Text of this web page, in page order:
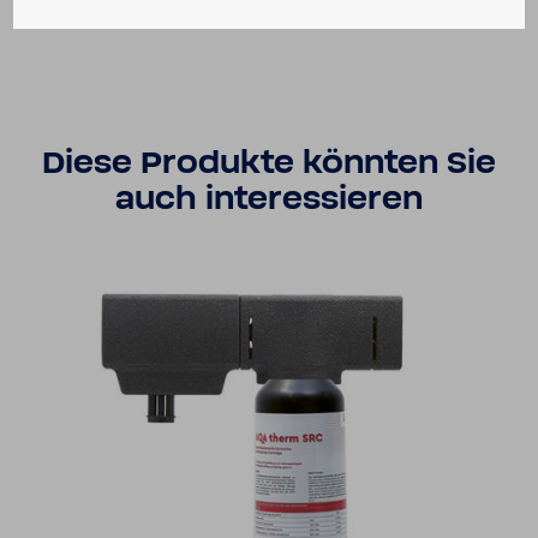
Diese Produkte könnten Sie
auch inter­es­sieren